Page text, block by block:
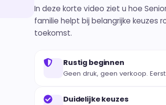
In deze korte video ziet u hoe
familie helpt bij belangrijke keuzes
toekomst.
Rustig beginnen
Geen druk, geen verkoop.
Duidelijke keuzes